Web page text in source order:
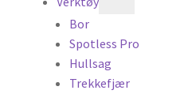
Bor
Spotless Pro
Hullsag
Trekkefjær